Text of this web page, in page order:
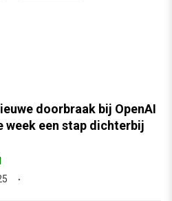
doorbraak bij OpenAI
week een stap dichterbij